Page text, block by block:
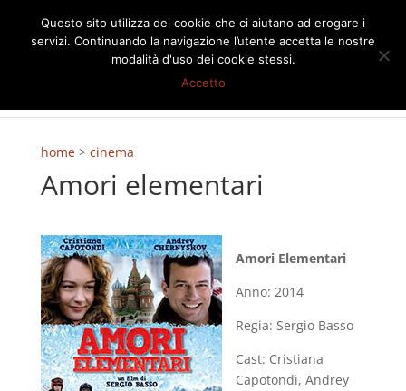
home> cinema
Amori elementari
Amori Elementari
Anno: 2014
Regia: Sergio Basso
Cast: Cristiana
Capotondi, Andrey
Questo sito utilizza dei cookie che ci aiutano ad erogare i
servizi. Continuando la navigazione l’utente accetta le nostre
modalità d'uso dei cookie stessi.
Accetto